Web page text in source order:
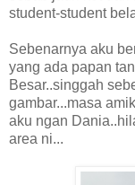
student-student
Sebenarnya aku
yang ada papan
Besar..singgah
gambar...masa
aku ngan
area ni...